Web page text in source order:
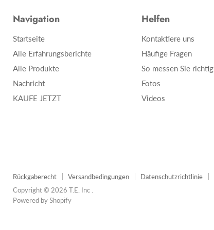
Navigation
Startseite
Alle Erfahrungsberichte
Alle Produkte
Nachricht
KAUFE JETZT
Helfen
Kontaktiere uns
Häufige Fragen
So messen Sie richtig
Fotos
Videos
Rückgaberecht Versandbedingungen Datenschutzrichtlinie
Copyright © 2026 T.E. Inc .
Powered by Shopify